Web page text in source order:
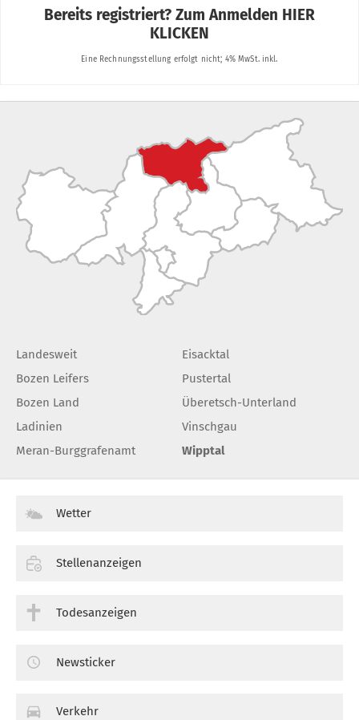
Landesweit
Bozen Leifers
Bozen Land
Ladinien
Meran-Burggrafenamt
Eisacktal
Pustertal
Überetsch-Unterland
Vinschgau
Wipptal
Wetter
Stellenanzeigen
Todesanzeigen
Newsticker
Verkehr